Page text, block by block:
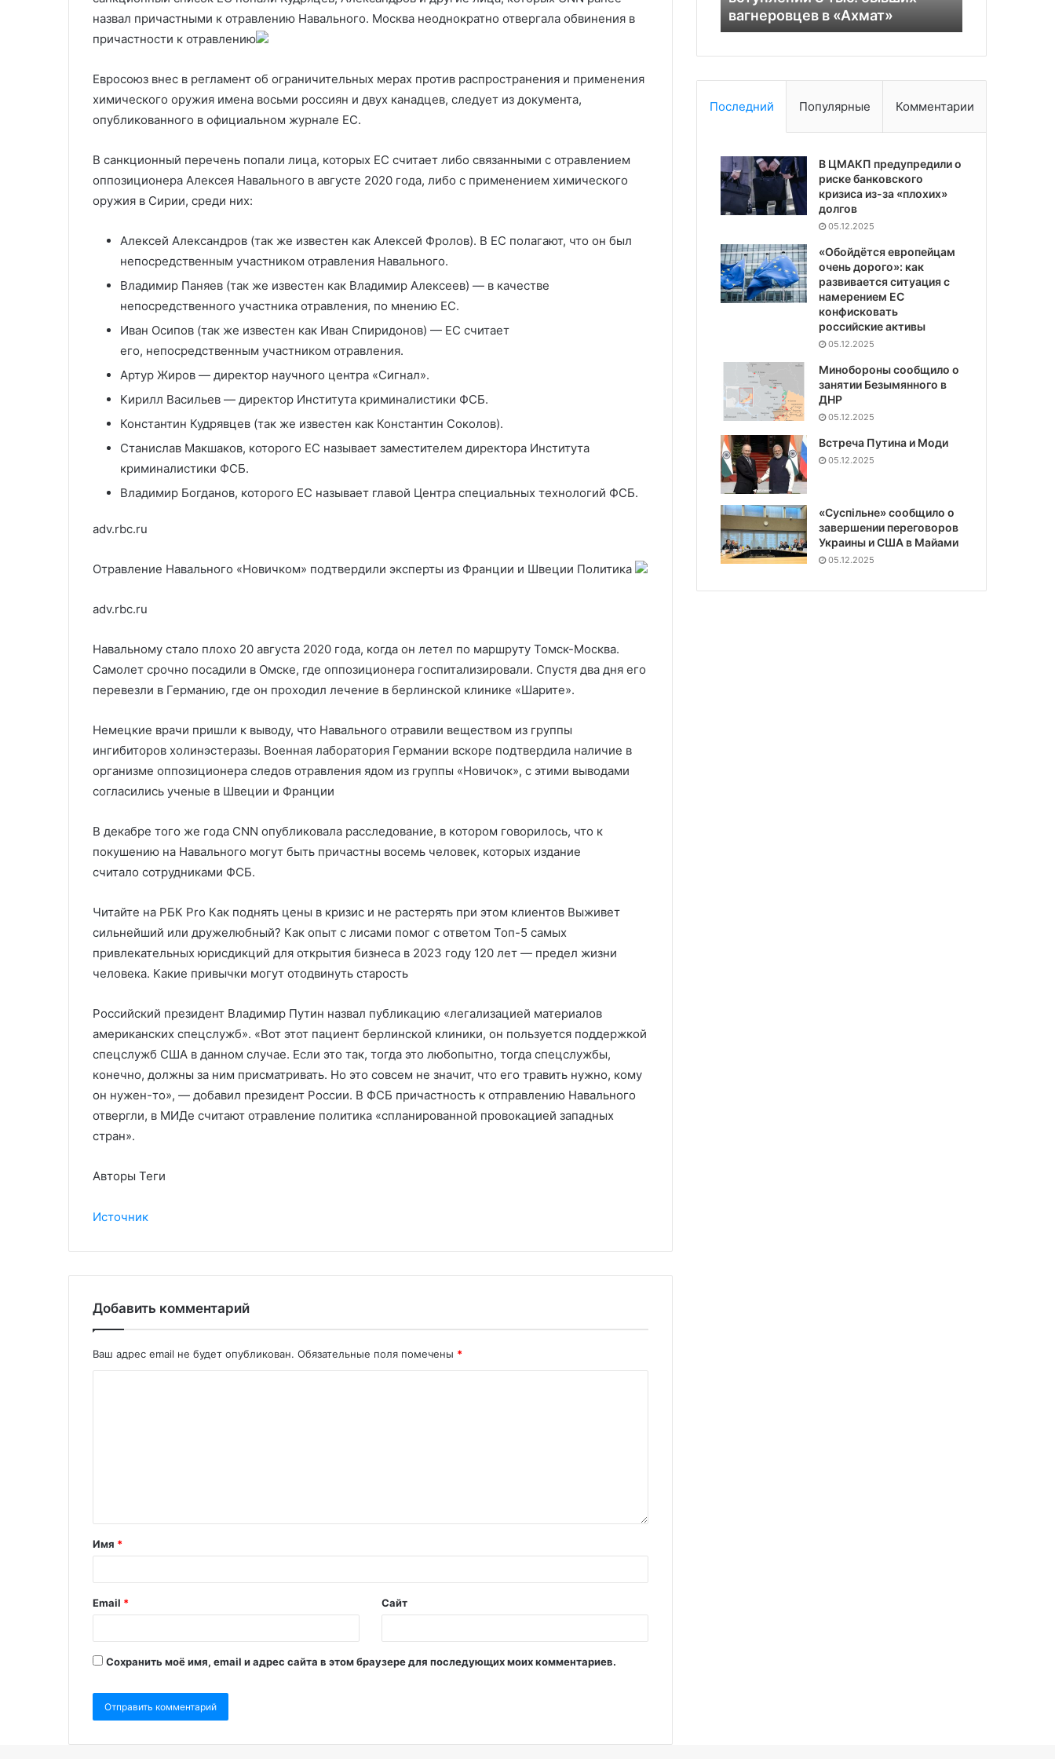
назвал причастными к отравлению Навального. Москва неоднократно отвергала обвинения в
причастности к отравлению
Евросоюз внес в регламент об ограничительных мерах против распространения и применения
химического оружия имена восьми россиян и двух канадцев, следует из документа,
опубликованного в официальном журнале ЕС.
В санкционный перечень попали лица, которых ЕС считает либо связанными с отравлением
оппозиционера Алексея Навального в августе 2020 года, либо с применением химического
оружия в Сирии, среди них:
Алексей Александров (так же известен как Алексей Фролов). В ЕС полагают, что он был
непосредственным участником отравления Навального.
Владимир Паняев (так же известен как Владимир Алексеев) — в качестве
непосредственного участника отравления, по мнению ЕС.
Иван Осипов (так же известен как Иван Спиридонов) — ЕС считает
его, непосредственным участником отравления.
Артур Жиров — директор научного центра «Сигнал».
Кирилл Васильев — директор Института криминалистики ФСБ.
Константин Кудрявцев (так же известен как Константин Соколов).
Станислав Макшаков, которого ЕС называет заместителем директора Института
криминалистики ФСБ.
Владимир Богданов, которого ЕС называет главой Центра специальных технологий ФСБ.
adv.rbc.ru
Отравление Навального «Новичком» подтвердили эксперты из Франции и Швеции Политика
adv.rbc.ru
Навальному стало плохо 20 августа 2020 года, когда он летел по маршруту Томск-Москва.
Самолет срочно посадили в Омске, где оппозиционера госпитализировали. Спустя два дня его
перевезли в Германию, где он проходил лечение в берлинской клинике «Шарите».
Немецкие врачи пришли к выводу, что Навального отравили веществом из группы
ингибиторов холинэстеразы. Военная лаборатория Германии вскоре подтвердила наличие в
организме оппозиционера следов отравления ядом из группы «Новичок», с этими выводами
согласились ученые в Швеции и Франции
В декабре того же года CNN опубликовала расследование, в котором говорилось, что к
покушению на Навального могут быть причастны восемь человек, которых издание
считало сотрудниками ФСБ.
Читайте на РБК Pro Как поднять цены в кризис и не растерять при этом клиентов Выживет
сильнейший или дружелюбный? Как опыт с лисами помог с ответом Топ-5 самых
привлекательных юрисдикций для открытия бизнеса в 2023 году 120 лет — предел жизни
человека. Какие привычки могут отодвинуть старость
Российский президент Владимир Путин назвал публикацию «легализацией материалов
американских спецслужб». «Вот этот пациент берлинской клиники, он пользуется поддержкой
спецслужб США в данном случае. Если это так, тогда это любопытно, тогда спецслужбы,
конечно, должны за ним присматривать. Но это совсем не значит, что его травить нужно, кому
он нужен-то», — добавил президент России. В ФСБ причастность к отправлению Навального
отвергли, в МИДе считают отравление политика «спланированной провокацией западных
стран».
Авторы Теги
Источник
Добавить комментарий
Ваш адрес email не будет опубликован. Обязательные поля помечены *
Имя *
Email * Сайт
Сохранить моё имя, email и адрес сайта в этом браузере для последующих моих комментариев.
ставки в Харькове
Индии
ответного удара по Индии
и Азербайджаном
«Ахмат»
вагнеровцев в «Ахмат»
вложения
Последний Популярные Комментарии
В ЦМАКП предупредили о
риске банковского
кризиса из-за «плохих»
долгов
05.12.2025
«Обойдётся европейцам
очень дорого»: как
развивается ситуация с
намерением ЕС
конфисковать
российские активы
05.12.2025
Минобороны сообщило о
занятии Безымянного в
ДНР
05.12.2025
Встреча Путина и Моди
05.12.2025
«Суспiльне» сообщило о
завершении переговоров
Украины и США в Майами
05.12.2025